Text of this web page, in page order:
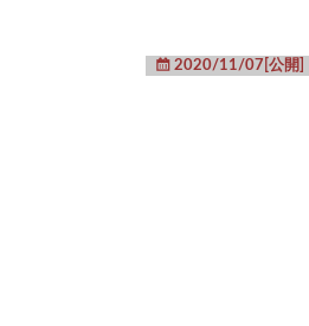
2020/11/07[公開]